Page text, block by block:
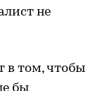
не
в том, чтобы